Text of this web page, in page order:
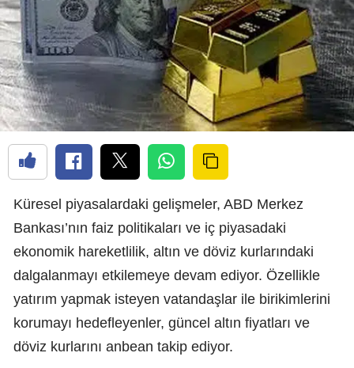
Küresel piyasalardaki gelişmeler, ABD Merkez
Bankası’nın faiz politikaları ve iç piyasadaki
ekonomik hareketlilik, altın ve döviz kurlarındaki
dalgalanmayı etkilemeye devam ediyor. Özellikle
yatırım yapmak isteyen vatandaşlar ile birikimlerini
korumayı hedefleyenler, güncel altın fiyatları ve
döviz kurlarını anbean takip ediyor.